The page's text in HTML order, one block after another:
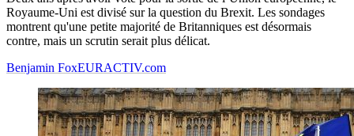
Royaume-Uni est divisé sur la question du Brexit. Les sondages
montrent qu'une petite majorité de Britanniques est désormais
contre, mais un scrutin serait plus délicat.
Benjamin FoxEURACTIV.com